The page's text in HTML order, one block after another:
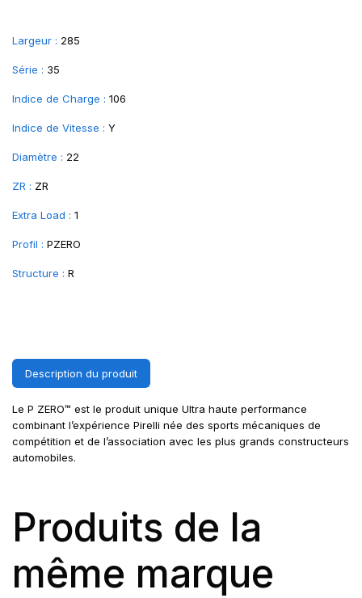
Largeur : 285
Série : 35
Indice de Charge : 106
Indice de Vitesse : Y
Diamètre : 22
ZR : ZR
Extra Load : 1
Profil : PZERO
Structure : R
Description du produit
Le P ZERO™ est le produit unique Ultra haute performance
combinant l’expérience Pirelli née des sports mécaniques de
compétition et de l’association avec les plus grands constructeurs
automobiles.
Produits de la
même marque